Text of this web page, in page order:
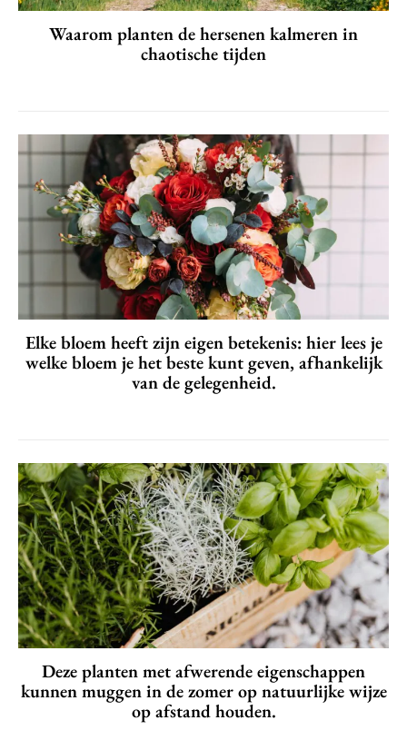
Waarom planten de hersenen kalmeren in
chaotische tijden
Elke bloem heeft zijn eigen betekenis: hier lees je
welke bloem je het beste kunt geven, afhankelijk
van de gelegenheid.
Deze planten met afwerende eigenschappen
kunnen muggen in de zomer op natuurlijke wijze
op afstand houden.